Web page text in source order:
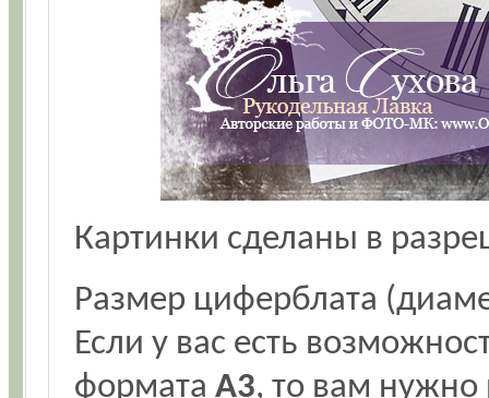
Картинки сделаны в
Размер циферблата
Если у вас есть
формата А3, то вам нужно